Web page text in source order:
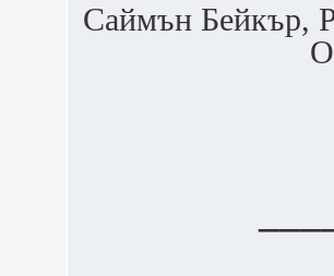
Саймън Бейкър,